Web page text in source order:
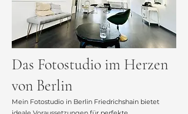
Das Fotostudio im Herzen
von Berlin
Mein Fotostudio in Berlin Friedrichshain bietet